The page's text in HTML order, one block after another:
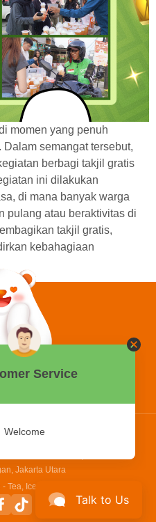
momen yang penuh
semangat tersebut,
berbagi takjil gratis
ini dilakukan
di mana banyak warga
pulang atau beraktivitas di
takjil gratis,
kebahagiaan
2015 9999
Yos Sudarso, Pantai Indah
Jakarta Utara
Ice cream and Coffee
Talk to Us